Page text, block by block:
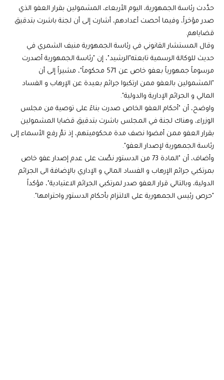
حدَّدت رئاسة الجمهورية، اليوم الأربعاء، المشمولين بقرار العفو الذي
صدر مؤخراً، وفيما أحصت أعدادهم، أشارت إلى أن لجنة باشرت بتدقيق
قضاياهم.
وقال المستشار القانوني في رئاسة الجمهورية منيف الشمري في
حديث للوكالة الرسمية تابعته"الرشيد"، إن "رئاسة الجمهورية أصدرت
مرسوماً جمهورياً بعفو خاص عن 571 محكوماً"، مشيراً إلى أن
"المشمولين بالعفو ممن ارتكبوا جرائم بعيدة عن الإرهاب و الفساد
المالي و الجرائم الإدارية والدولية".
واوضح، أن "أحكام العفو الخاص صدرت بناءً على توصية من مجلس
الوزراء، وهناك لجنة في المجلس باشرت بتدقيق قضايا المشمولين
بقرار العفو ممن أمضوا نصف مدة محكوميتهم، إذ تمَّ رفع الأسماء إلى
رئاسة الجمهورية لإصدار العفو".
وأضاف، أن "المادة 73 من الدستور نصَّت على عدم إصدار عفو خاص
بمرتكبي جرائم الإرهاب و الفساد المالي و الإداري بالإضافة الى الجرائم
الدولية، وبالتالي قرار العفو صدر لمرتكبي الجرائم الاعتيادية"، مؤكداً
"حرص رئيس الجمهورية على الالتزام بأحكام الدستور واحترامها".